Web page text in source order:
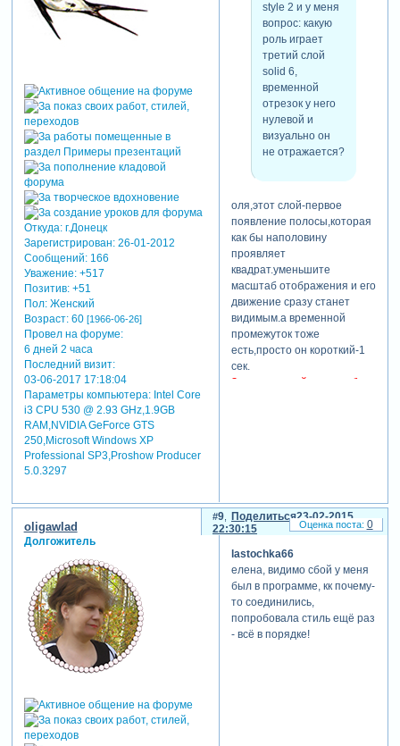
Откуда:г.Донецк
Зарегистрирован: 26-01-2012
Сообщений:166
Уважение: +517
Позитив: +51
Пол:Женский
Возраст:60 [1966-06-26]
Провел на форуме:
6 дней 2 часа
Последний визит:
03-06-2017 17:18:04
Параметры компьютера:Intel Core
i3 CPU 530 @ 2.93 GHz,1.9GB
RAM,NVIDIA GeForce GTS
250,Microsoft Windows XP
Professional SP3,Proshow Producer
5.0.3297
style 2 и у меня
вопрос: какую
роль играет
третий слой
solid 6,
временной
отрезок у него
нулевой и
визуально он
не отражается?
оля,этот слой-первое
появление полосы,которая
как бы наполовину
проявляет
квадрат.уменьшите
масштаб отображения и его
движение сразу станет
видимым.а временной
промежуток тоже
есть,просто он короткий-1
сек.
Зарегистрируйтесь, чтобы
Поделиться
9
23-02-2015
22:30:15
oligawlad
Долгожитель
lastochka66
елена, видимо сбой у меня
был в программе, кк почему-
то соединились,
попробовала стиль ещё раз
- всё в порядке!
0